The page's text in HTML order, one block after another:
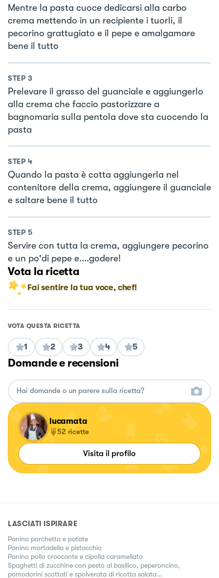
Mentre la pasta cuoce dedicarsi alla carbo
crema mettendo in un recipiente i tuorli, il
pecorino grattugiato e il pepe e amalgamare
bene il tutto
STEP 3
Prelevare il grasso del guanciale e aggiungerlo
alla crema che faccio pastorizzare a
bagnomaria sulla pentola dove sta cuocendo la
pasta
STEP 4
Quando la pasta è cotta aggiungerla nel
contenitore della crema, aggiungere il guanciale
e saltare bene il tutto
STEP 5
Servire con tutta la crema, aggiungere pecorino
e un po'di pepe e....godere!
Vota la ricetta
Fai sentire la tua voce, chef!
VOTA QUESTA RICETTA
1 2 3 4 5
Domande e recensioni
lucamata
52 ricette
Visita il profilo
LASCIATI ISPIRARE
Panino porchetta e patate
Panino mortadella e pistacchio
Panino pollo croccante e cipolla caramellata
Spaghetti di zucchine con pesto al basilico, peperoncino,
pomodorini scottati e spolverata di ricotta salata...